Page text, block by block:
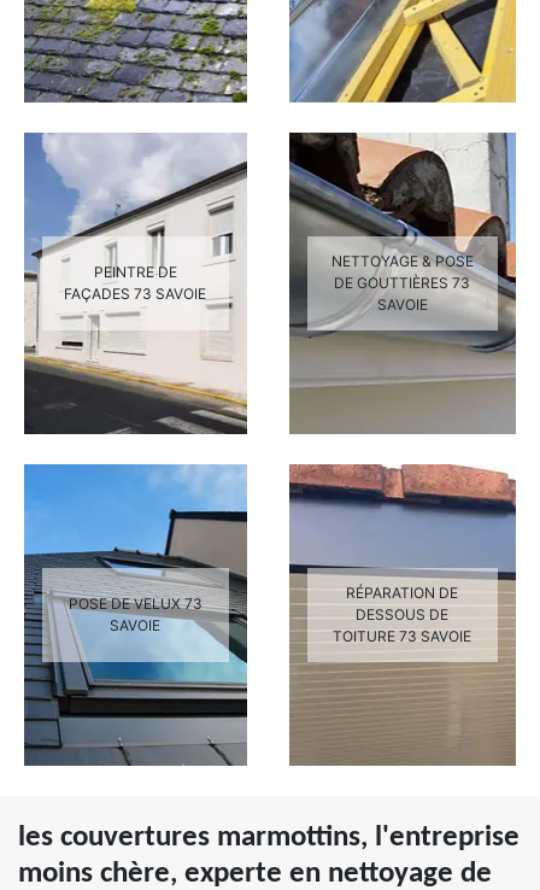
PEINTRE DE
FAÇADES 73 SAVOIE
NETTOYAGE & POSE
DE GOUTTIÈRES 73
SAVOIE
POSE DE VELUX 73
SAVOIE
RÉPARATION DE
DESSOUS DE
TOITURE 73 SAVOIE
les couvertures marmottins, l'entreprise
moins chère, experte en nettoyage de